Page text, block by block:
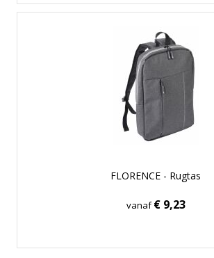
FLORENCE - Rugtas
vanaf€ 9,23